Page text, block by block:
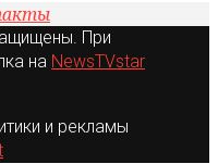
При
на NewsTVstar
и рекламы